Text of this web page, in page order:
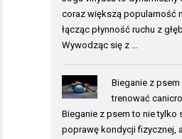
coraz większą popularność
łącząc płynność ruchu z
Wywodząc się z …
Bieganie z
trenować
Bieganie z psem to nie tylko
poprawę kondycji fizycznej,